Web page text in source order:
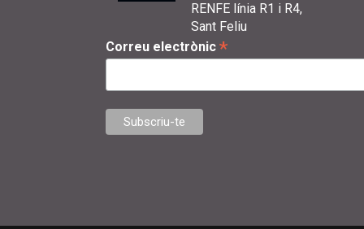
RENFE línia R1 i R4,
Sant Feliu
Correu electrònic *